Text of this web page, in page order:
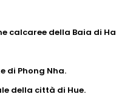
calcaree della Baia di Ha
di Phong Nha.
della città di Hue.